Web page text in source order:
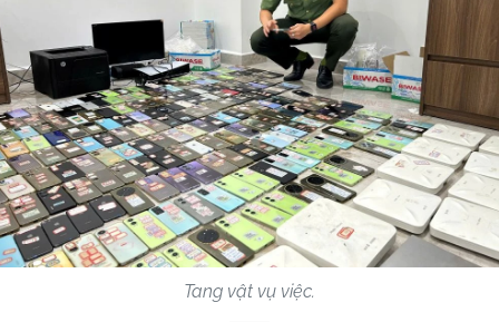
Tang vật vụ việc.